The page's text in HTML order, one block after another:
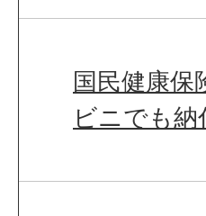
国民健康
ビニでも納